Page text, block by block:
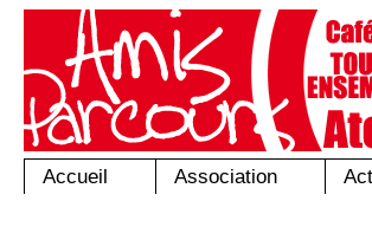
Accueil Association